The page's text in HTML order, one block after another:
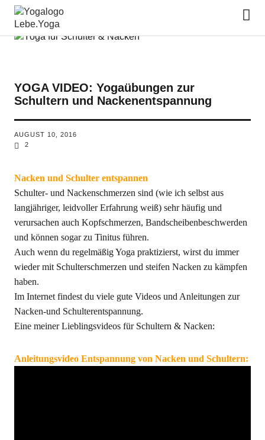
Lebe.Yoga: der Yoga Blog | das
Yoga Magazin
YOGA VIDEO: Yogaübungen zur
Schultern und Nackenentspannung
AUGUST 10, 2016
2
Nacken und Schulter entspannen
Schulter- und Nackenschmerzen sind (wie ich selbst aus
langjähriger, leidvoller Erfahrung weiß) sehr häufig und
verursachen auch Kopfschmerzen, Bandscheibenbeschwerden
und können sogar zu Tinitus führen.
Auch wenn du regelmäßig Yoga praktizierst, wirst du immer
wieder mit Schulterschmerzen und steifen Nacken zu kämpfen
haben.
Im Internet findest du viele gute Videos und Anleitungen zur
Nacken-und Schulterentspannung.
Eine meiner Lieblingsvideos für Schultern & Nacken:
Anleitungsvideo Entspannung von Nacken und Schultern: